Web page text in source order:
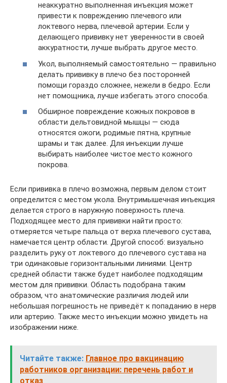
неаккуратно выполненная инъекция может
привести к повреждению плечевого или
локтевого нерва, плечевой артерии. Если у
делающего прививку нет уверенности в своей
аккуратности, лучше выбрать другое место.
Укол, выполняемый самостоятельно — правильно
делать прививку в плечо без посторонней
помощи гораздо сложнее, нежели в бедро. Если
нет помощника, лучше избегать этого способа.
Обширное повреждение кожных покровов в
области дельтовидной мышцы — сюда
относятся ожоги, родимые пятна, крупные
шрамы и так далее. Для инъекции лучше
выбирать наиболее чистое место кожного
покрова.
Если прививка в плечо возможна, первым делом стоит
определится с местом укола. Внутримышечная инъекция
делается строго в наружную поверхность плеча.
Подходящее место для прививки найти просто:
отмеряется четыре пальца от верха плечевого сустава,
намечается центр области. Другой способ: визуально
разделить руку от локтевого до плечевого сустава на
три одинаковые горизонтальными линиями. Центр
средней области также будет наиболее подходящим
местом для прививки. Область подобрана таким
образом, что анатомические различия людей или
небольшая погрешность не приведёт к попаданию в нерв
или артерию. Также место инъекции можно увидеть на
изображении ниже.
Читайте также: Главное про вакцинацию
работников организации: перечень работ и
отказ